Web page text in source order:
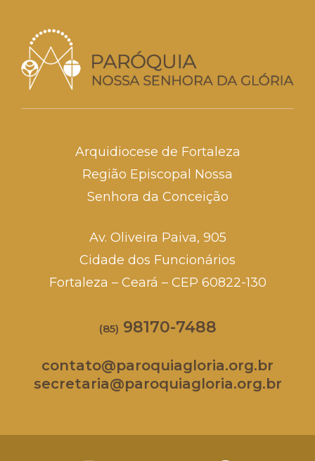
Arquidiocese de Fortaleza
Região Episcopal Nossa
Senhora da Conceição
Av. Oliveira Paiva, 905
Cidade dos Funcionários
Fortaleza – Ceará – CEP 60822-130
(85) 98170-7488
contato@paroquiagloria.org.br
secretaria@paroquiagloria.org.br